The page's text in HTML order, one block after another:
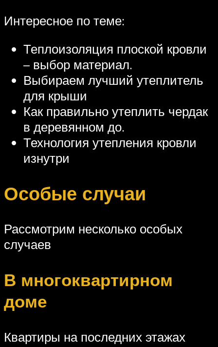
Интересное по теме:
Теплоизоляция плоской кровли
– выбор материал.
Выбираем лучший утеплитель
для крыши
Как правильно утеплить чердак
в деревянном до.
Технология утепления кровли
изнутри
Особые случаи
Рассмотрим несколько особых
случаев
В многоквартирном
доме
Квартиры на последних этажах